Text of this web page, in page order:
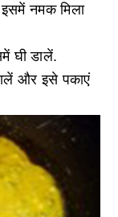
नमक मिला
घी डालें.
और इसे पकाएं